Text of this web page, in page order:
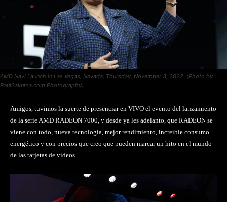
AMD Navi Launch in Las Vegas, Nevada, Thursday, November 3, 2022. (Photo by
PaulSakuma.com Photography)
Amigos, tuvimos la suerte de presenciar en VIVO el evento del lanzamiento
de la serie AMD RADEON 7000, y desde ya les adelanto, que RADEON se
viene con todo, nueva tecnología, mejor rendimiento, increíble consumo
energético y con precios que creo que pueden marcar un hito en el mundo
de las tarjetas de videos.